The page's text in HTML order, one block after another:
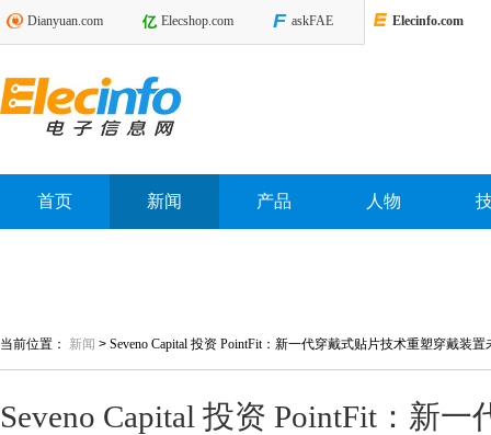
Dianyuan.com Elecshop.com askFAE Elecinfo.com
首页 新闻 产品 人物
当前位置： 新闻 > Seveno Capital 投资 PointFit：新一代穿戴式贴片技术重塑穿戴装置
Seveno Capital 投资 PointFit：新